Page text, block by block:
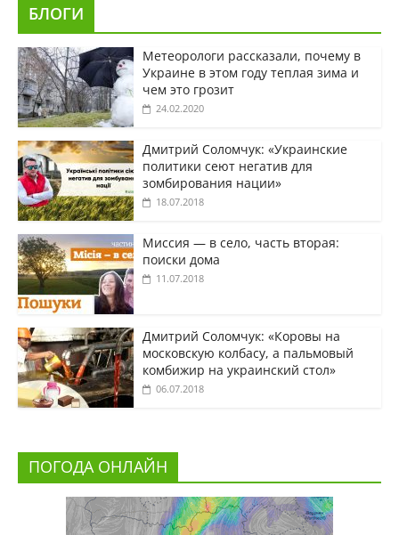
БЛОГИ
Метеорологи рассказали, почему в
Украине в этом году теплая зима и
чем это грозит
24.02.2020
Дмитрий Соломчук: «Украинские
политики сеют негатив для
зомбирования нации»
18.07.2018
Миссия — в село, часть вторая:
поиски дома
11.07.2018
Дмитрий Соломчук: «Коровы на
московскую колбасу, а пальмовый
комбижир на украинский стол»
06.07.2018
ПОГОДА ОНЛАЙН